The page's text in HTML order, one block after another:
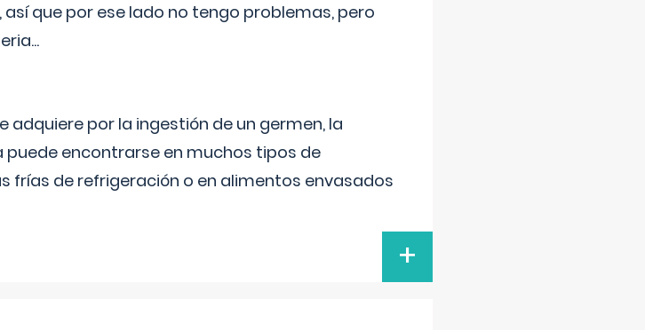
que por ese lado no tengo problemas, pero
adquiere por la ingestión de un germen, la
encontrarse en muchos tipos de
frías de refrigeración o en alimentos envasados
+